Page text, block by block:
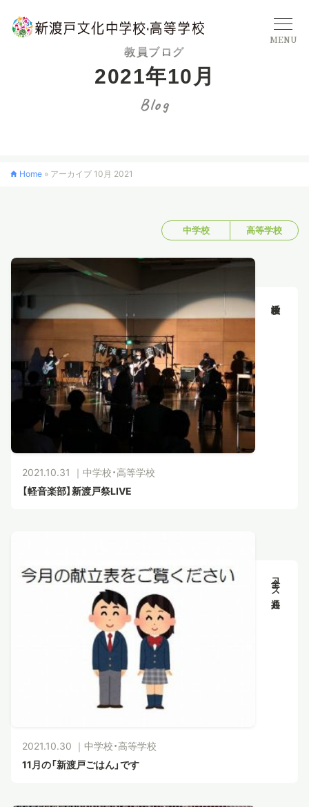
高等学校
クロスカリキュラム
スタディツアー
ニュース
教員ブログ
在校生・保護者・卒業生の方へ
MENU
教員ブログ
2021年10月
Blog
Home » アーカイブ 10月 2021
中学校 高等学校
2021.10.31 ｜ 中学校・高等学校
【軽音楽部】新渡戸祭LIVE
全コース共通
2021.10.30 ｜ 中学校・高等学校
11月の「新渡戸ごはん」です